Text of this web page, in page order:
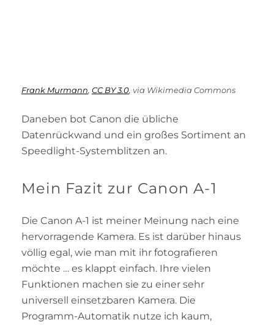
Frank Murmann, CC BY 3.0, via Wikimedia Commons
Daneben bot Canon die übliche
Datenrückwand und ein großes Sortiment an
Speedlight-Systemblitzen an.
Mein Fazit zur Canon A-1
Die Canon A-1 ist meiner Meinung nach eine
hervorragende Kamera. Es ist darüber hinaus
völlig egal, wie man mit ihr fotografieren
möchte … es klappt einfach. Ihre vielen
Funktionen machen sie zu einer sehr
universell einsetzbaren Kamera. Die
Programm-Automatik nutze ich kaum,